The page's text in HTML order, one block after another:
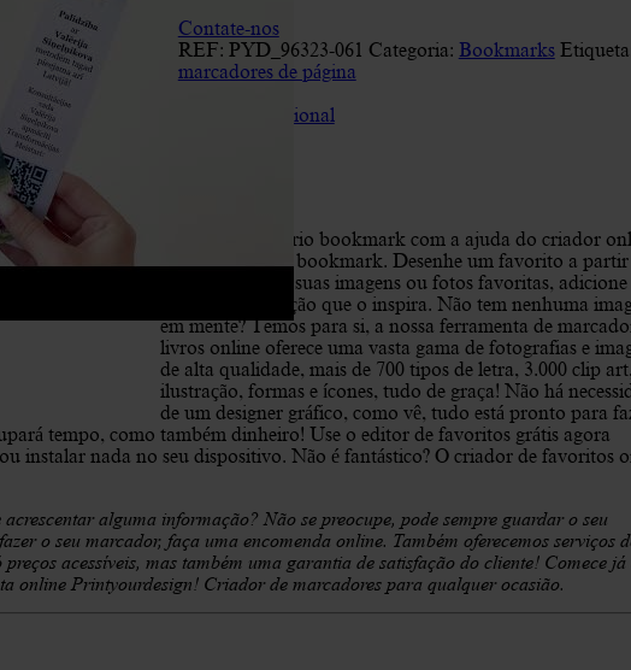
Contate-nos
REF: PYD_96323-061 Categoria: Bookmarks
marcadores de página
Informação adicional
Faça o seu próprio bookmark com a ajuda do criador
Printyourdesign bookmark. Desenhe um favorito a
zero adicione as suas imagens ou fotos favoritas, adicione
texto com a citação que o inspira. Não tem nenhuma
em mente? Temos para si, a nossa ferramenta de
livros online oferece uma vasta gama de fotografias e
de alta qualidade, mais de 700 tipos de letra, 3.000 clip art,
ilustração, formas e ícones, tudo de graça! Não há
de um designer gráfico, como vê, tudo está pronto para
tempo, como também dinheiro! Use o editor de favoritos grátis agora
instalar nada no seu dispositivo. Não é fantástico? O criador de favoritos
alguma informação? Não se preocupe, pode sempre guardar o seu
o seu marcador, faça uma encomenda online. Também oferecemos serviços
acessíveis, mas também uma garantia de satisfação do cliente! Comece já
online Printyourdesign! Criador de marcadores para qualquer ocasião.